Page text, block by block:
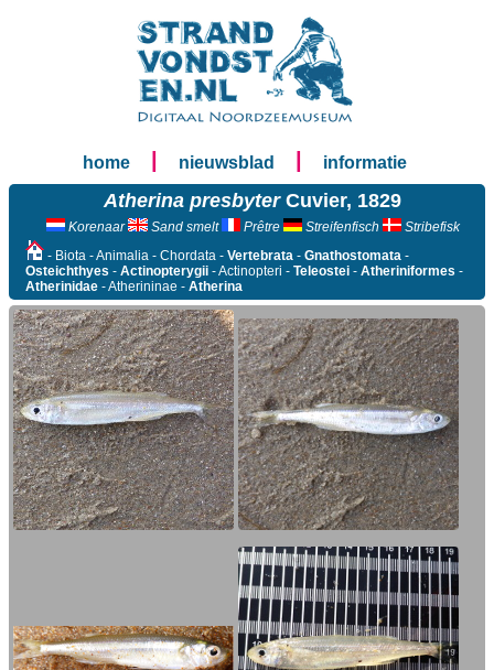
home nieuwsblad informatie
Atherina presbyterCuvier, 1829
Korenaar Sand smelt Prêtre Streifenfisch
Stribefisk
- Biota - Animalia - Chordata - Vertebrata - Gnathostomata -
Osteichthyes - Actinopterygii - Actinopteri - Teleostei - Atheriniformes -
Atherinidae - Atherininae - Atherina